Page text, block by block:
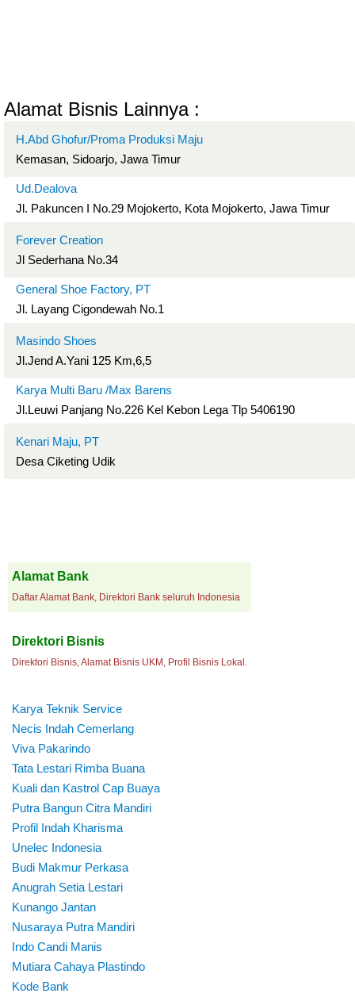
Alamat Bisnis Lainnya :
H.Abd Ghofur/Proma Produksi Maju
Kemasan, Sidoarjo, Jawa Timur
Ud.Dealova
Jl. Pakuncen I No.29 Mojokerto, Kota Mojokerto, Jawa Timur
Forever Creation
Jl Sederhana No.34
General Shoe Factory, PT
Jl. Layang Cigondewah No.1
Masindo Shoes
Jl.Jend A.Yani 125 Km,6,5
Karya Multi Baru /Max Barens
Jl.Leuwi Panjang No.226 Kel Kebon Lega Tlp 5406190
Kenari Maju, PT
Desa Ciketing Udik
Alamat Bank
Daftar Alamat Bank, Direktori Bank seluruh Indonesia
Direktori Bisnis
Direktori Bisnis, Alamat Bisnis UKM, Profil Bisnis Lokal.
Karya Teknik Service
Necis Indah Cemerlang
Viva Pakarindo
Tata Lestari Rimba Buana
Kuali dan Kastrol Cap Buaya
Putra Bangun Citra Mandiri
Profil Indah Kharisma
Unelec Indonesia
Budi Makmur Perkasa
Anugrah Setia Lestari
Kunango Jantan
Nusaraya Putra Mandiri
Indo Candi Manis
Mutiara Cahaya Plastindo
Kode Bank